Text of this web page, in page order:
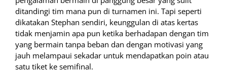
ditandingi tim mana pun di turnamen ini. Tapi seperti
dikatakan Stephan sendiri, keunggulan di atas kertas
tidak menjamin apa pun ketika berhadapan dengan tim
yang bermain tanpa beban dan dengan motivasi yang
jauh melampaui sekadar untuk mendapatkan poin atau
satu tiket ke semifinal.